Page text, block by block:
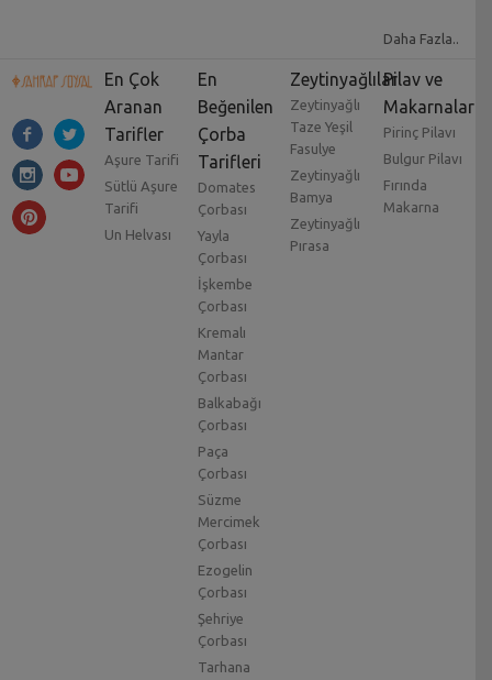
Daha Fazla..
En Çok
Aranan
Tarifler
Aşure Tarifi
Sütlü Aşure
Tarifi
Un Helvası
En
Beğenilen
Çorba
Tarifleri
Domates
Çorbası
Yayla
Çorbası
İşkembe
Çorbası
Kremalı
Mantar
Çorbası
Balkabağı
Çorbası
Paça
Çorbası
Süzme
Mercimek
Çorbası
Ezogelin
Çorbası
Şehriye
Çorbası
Tarhana
Zeytinyağlılar
Zeytinyağlı
Taze Yeşil
Fasulye
Zeytinyağlı
Bamya
Zeytinyağlı
Pırasa
Pilav ve
Makarnalar
Pirinç Pilavı
Bulgur Pilavı
Fırında
Makarna